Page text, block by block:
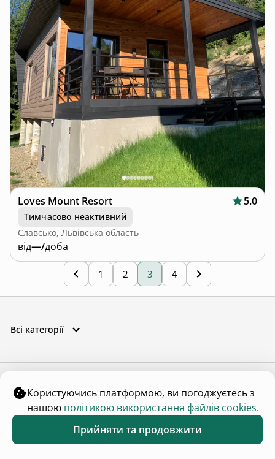
Loves Mount Resort 5.0
Тимчасово неактивний
Славсько, Львівська область
від—/доба
1 2 3 4
Всі категорії
Популярні категорії
Користуючись платформою, ви погоджуєтесь з
нашою політикою використання файлів cookies.
Прийняти та продовжити
Каталог